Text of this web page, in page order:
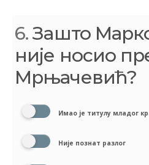
6.Зашто
није носио
Мрњачевић?
Имао је титулу младог
Није познат разлог